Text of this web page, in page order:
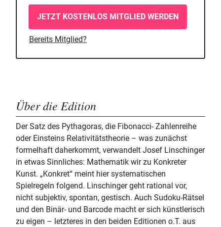
JETZT KOSTENLOS MITGLIED WERDEN
Bereits Mitglied?
Über die Edition
Der Satz des Pythagoras, die Fibonacci- Zahlenreihe
oder Einsteins Relativitätstheorie – was zunächst
formelhaft daherkommt, verwandelt Josef Linschinger
in etwas Sinnliches: Mathematik wir zu Konkreter
Kunst. „Konkret“ meint hier systematischen
Spielregeln folgend. Linschinger geht rational vor,
nicht subjektiv, spontan, gestisch. Auch Sudoku-Rätsel
und den Binär- und Barcode macht er sich künstlerisch
zu eigen – letzteres in den beiden Editionen o.T. aus